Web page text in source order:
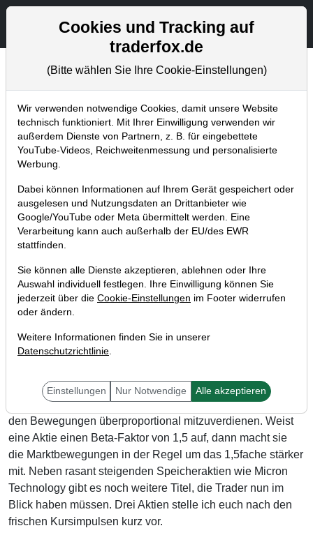
Aktien- und Artikelsuche
Trader-Blog
Home Blog Trader-Blog
High-Beta-Stocks - Diese
Aktien starten gerade durch
12.05.2026 um 10:14 Uhr |A. Zehetner
die US-Märkte befinden sich gerade im Rallyemodus,
wobei Mit High-Beta-Stocks eine Möglichkeit bieten, um bei
den Bewegungen überproportional mitzuverdienen. Weist
eine Aktie einen Beta-Faktor von 1,5 auf, dann macht sie
die Marktbewegungen in der Regel um das 1,5fache stärker
mit. Neben rasant steigenden Speicheraktien wie Micron
Technology gibt es noch weitere Titel, die Trader nun im
Blick haben müssen. Drei Aktien stelle ich euch nach den
frischen Kursimpulsen kurz vor.
Cookies und Tracking auf
traderfox.de
(Bitte wählen Sie Ihre Cookie-Einstellungen)
Wir verwenden notwendige Cookies, damit unsere Website
technisch funktioniert. Mit Ihrer Einwilligung verwenden wir
außerdem Dienste von Partnern, z. B. für eingebettete
YouTube-Videos, Reichweitenmessung und personalisierte
Werbung.
Dabei können Informationen auf Ihrem Gerät gespeichert oder
ausgelesen und Nutzungsdaten an Drittanbieter wie
Google/YouTube oder Meta übermittelt werden. Eine
Verarbeitung kann auch außerhalb der EU/des EWR
stattfinden.
Sie können alle Dienste akzeptieren, ablehnen oder Ihre
Auswahl individuell festlegen. Ihre Einwilligung können Sie
jederzeit über die Cookie-Einstellungen im Footer widerrufen
oder ändern.
Weitere Informationen finden Sie in unserer
Datenschutzrichtlinie.
Einstellungen Nur Notwendige Alle akzeptieren